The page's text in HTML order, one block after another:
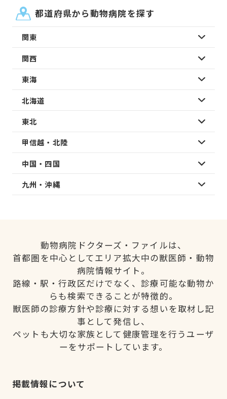
都道府県から動物病院を探す
関東
関西
東海
北海道
東北
甲信越・北陸
中国・四国
九州・沖縄
動物病院ドクターズ・ファイルは、
首都圏を中心としてエリア拡大中の獣医師・動物
病院情報サイト。
路線・駅・行政区だけでなく、診療可能な動物か
らも検索できることが特徴的。
獣医師の診療方針や診療に対する想いを取材し記
事として発信し、
ペットも大切な家族として健康管理を行うユーザ
ーをサポートしています。
掲載情報について